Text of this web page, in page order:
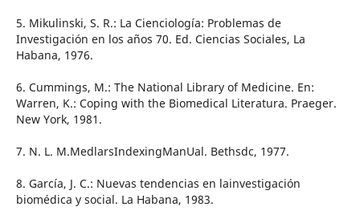
5. Mikulinski, S. R.: La Cienciología: Problemas de
Investigación en los años 70. Ed. Ciencias Sociales, La
Habana, 1976.
6. Cummings, M.: The National Library of Medicine. En:
Warren, K.: Coping with the Biomedical Literatura. Praeger.
New York, 1981.
7. N. L. M.MedlarsIndexingManUal. Bethsdc, 1977.
8. García, J. C.: Nuevas tendencias en lainvestigación
biomédica y social. La Habana, 1983.